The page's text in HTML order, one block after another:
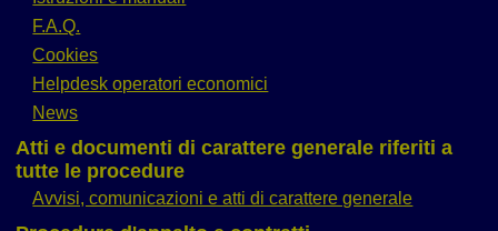
F.A.Q.
Cookies
Helpdesk operatori economici
News
Atti e documenti di carattere generale riferiti a
tutte le procedure
Avvisi, comunicazioni e atti di carattere generale